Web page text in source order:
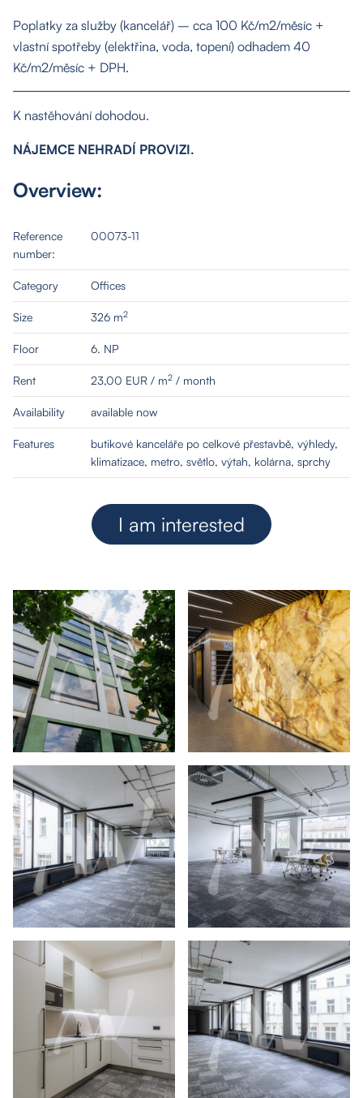
Contact
Poplatky za služby (kancelář) – cca 100 Kč/m2/měsíc +
vlastní spotřeby (elektřina, voda, topení) odhadem 40
Kč/m2/měsíc + DPH.
K nastěhování dohodou.
NÁJEMCE NEHRADÍ PROVIZI.
Overview:
Reference
number:
00073-11
Category Offices
Size 326 m2
Floor 6. NP
Rent 23,00 EUR / m2 / month
Availability available now
Features
butikové kanceláře po celkové přestavbě, výhledy,
klimatizace, metro, světlo, výtah, kolárna, sprchy
I am interested